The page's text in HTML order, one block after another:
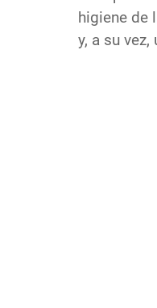
higiene de
y, a su